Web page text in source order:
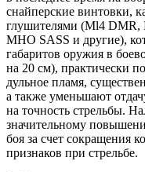
снайперские винтовки,
глушителями (Ml4
MHO SASS и другие),
габаритов оружия в
на 20 см), практически
дульное пламя,
а также уменьшают
на точность стрельбы.
значительному
боя за счет сокращения
признаков при стрельбе.